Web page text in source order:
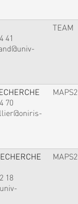
41
TEAM
70
MAPS2
18
MAPS2